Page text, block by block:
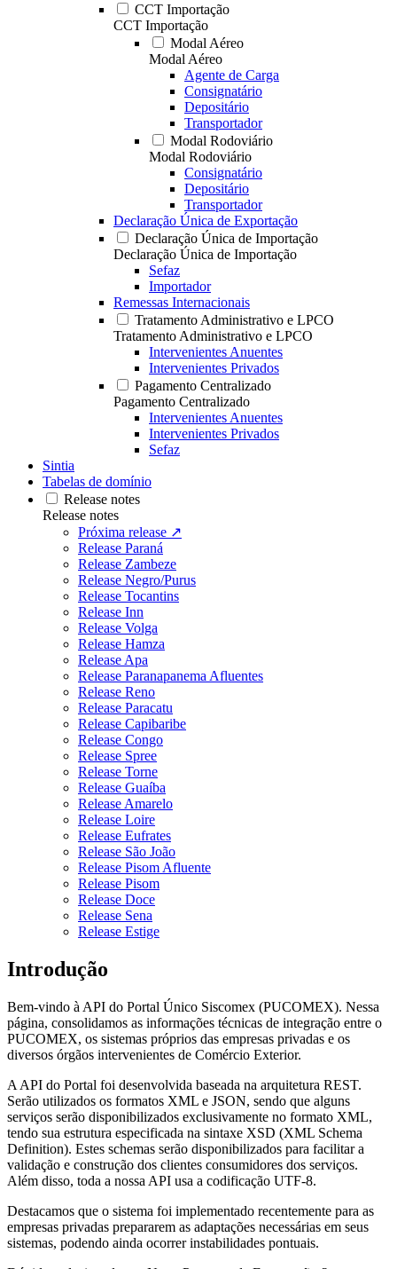
CCT Importação
CCT Importação
Modal Aéreo
Modal Aéreo
Agente de Carga
Consignatário
Depositário
Transportador
Modal Rodoviário
Modal Rodoviário
Consignatário
Depositário
Transportador
Declaração Única de Exportação
Declaração Única de Importação
Declaração Única de Importação
Sefaz
Importador
Remessas Internacionais
Tratamento Administrativo e LPCO
Tratamento Administrativo e LPCO
Intervenientes Anuentes
Intervenientes Privados
Pagamento Centralizado
Pagamento Centralizado
Intervenientes Anuentes
Intervenientes Privados
Sefaz
Sintia
Tabelas de domínio
Release notes
Release notes
Próxima release ↗
Release Paraná
Release Zambeze
Release Negro/Purus
Release Tocantins
Release Inn
Release Volga
Release Hamza
Release Apa
Release Paranapanema Afluentes
Release Reno
Release Paracatu
Release Capibaribe
Release Congo
Release Spree
Release Torne
Release Guaíba
Release Amarelo
Release Loire
Release Eufrates
Release São João
Release Pisom Afluente
Release Pisom
Release Doce
Release Sena
Release Estige
Introdução
Bem-vindo à API do Portal Único Siscomex (PUCOMEX). Nessa
página, consolidamos as informações técnicas de integração entre o
PUCOMEX, os sistemas próprios das empresas privadas e os
diversos órgãos intervenientes de Comércio Exterior.
A API do Portal foi desenvolvida baseada na arquitetura REST.
Serão utilizados os formatos XML e JSON, sendo que alguns
serviços serão disponibilizados exclusivamente no formato XML,
tendo sua estrutura especificada na sintaxe XSD (XML Schema
Definition). Estes schemas serão disponibilizados para facilitar a
validação e construção dos clientes consumidores dos serviços.
Além disso, toda a nossa API usa a codificação UTF-8.
Destacamos que o sistema foi implementado recentemente para as
empresas privadas prepararem as adaptações necessárias em seus
sistemas, podendo ainda ocorrer instabilidades pontuais.